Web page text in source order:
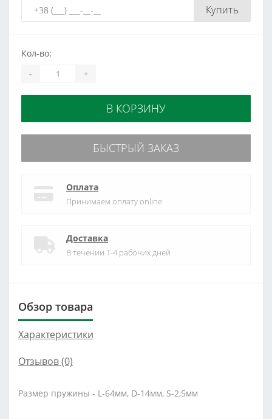
Купить
Кол-во:
- +
В КОРЗИНУ
БЫСТРЫЙ ЗАКАЗ
Оплата
Принимаем оплату online
Доставка
В течении 1-4 рабочих дней
Обзор товара
Характеристики
Отзывов (0)
Размер пружины - L-64мм, D-14мм, S-2,5мм